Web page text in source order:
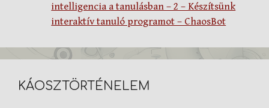
intelligencia a tanulásban – 2 – Készítsünk
interaktív tanuló programot – ChaosBot
KÁOSZTÖRTÉNELEM